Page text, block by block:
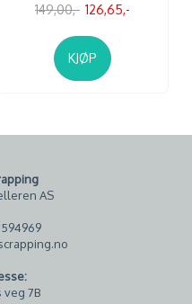
149,00,- 126,65,-
KJØP
AS
veg 7B